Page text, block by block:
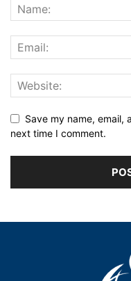
Save my name, email,
next time I comment.